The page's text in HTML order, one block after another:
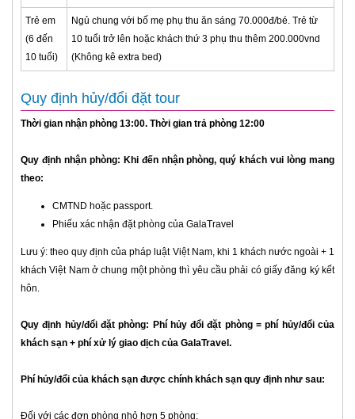
Trẻ em
(6 đến
10 tuổi)
Ngủ chung với bố mẹ phụ thu ăn sáng 70.000đ/bé. Trẻ từ
10 tuổi trở lên hoặc khách thứ 3 phụ thu thêm 200.000vnd
(Không kê extra bed)
Quy định hủy/đổi đặt tour
Thời gian nhận phòng 13:00. Thời gian trả phòng 12:00
Quy định nhận phòng: Khi đến nhận phòng, quý khách vui lòng mang
theo:
CMTND hoặc passport.
Phiếu xác nhận đặt phòng của GalaTravel
Lưu ý: theo quy định của pháp luật Việt Nam, khi 1 khách nước ngoài + 1
khách Việt Nam ở chung một phòng thì yêu cầu phải có giấy đăng ký kết
hôn.
Quy định hủy/đổi đặt phòng: Phí hủy đổi đặt phòng = phí hủy/đổi của
khách sạn + phí xử lý giao dịch của GalaTravel.
Phí hủy/đổi của khách sạn được chính khách sạn quy định như sau:
Đối với các đơn phòng nhỏ hơn 5 phòng: